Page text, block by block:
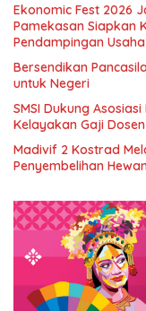
Ekonomic Fest 2026
Pamekasan Siapkan
Pendampingan Usaha
Bersendikan
untuk Negeri
SMSI Dukung
Kelayakan Gaji Dosen
Madivif 2 Kostrad
Penyembelihan